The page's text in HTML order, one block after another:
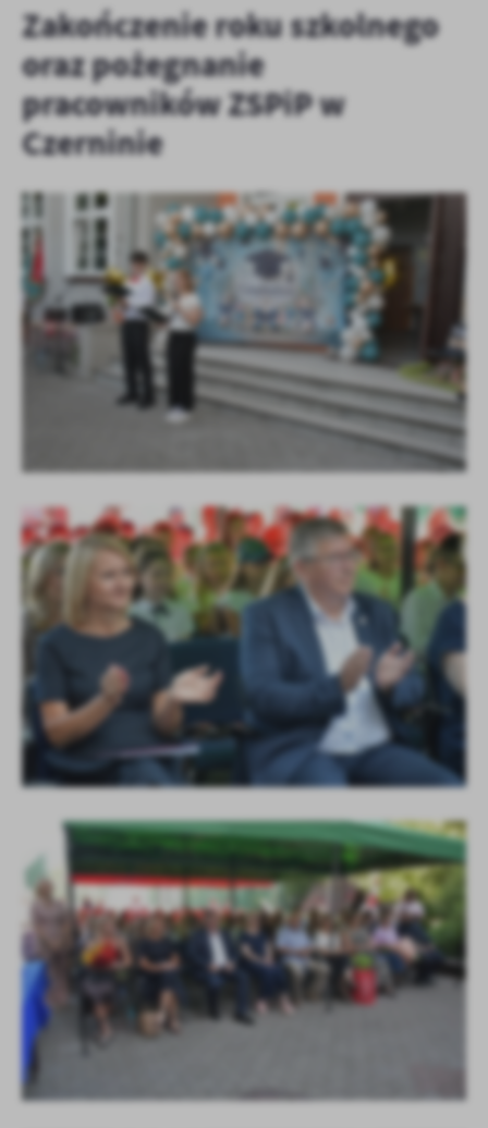
Zakończenie roku szkolnego
oraz pożegnanie
pracowników ZSPiP w
Czerninie